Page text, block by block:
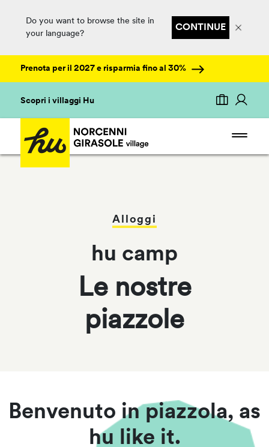
Do you want to browse the site in
your language?
CONTINUE
Prenota per il 2027 e risparmia fino al 30%
Scopri i villaggi Hu
Alloggi
hu camp
Le nostre
piazzole
Benvenuto in piazzola, as
hu like it.